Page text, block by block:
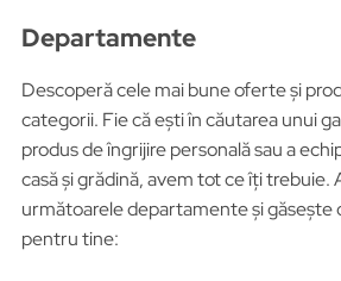
Departamente
Descoperă cele mai bune oferte și
categorii. Fie că ești în căutarea unui
produs de îngrijire personală sau a
casă și grădină, avem tot ce îți trebuie.
următoarele departamente și
pentru tine: